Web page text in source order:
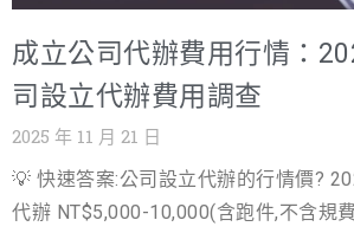
可能因為疏忽而導致申請失敗。 面對市
標代辦公司，其報價差異之大，從低於
讓許多企業主陷入選擇困境。您可能擔
標代辦費用卻得不到相應的保障，更害
務，最終卻因申請被駁回而損失更多時
成立公司代辦費用行情：
司設立代辦費用調查
2025 年 11 月 21 日
💡 快速答案:公司設立代辦的行情價?
代辦 NT$5,000-10,000(含跑件,不含規